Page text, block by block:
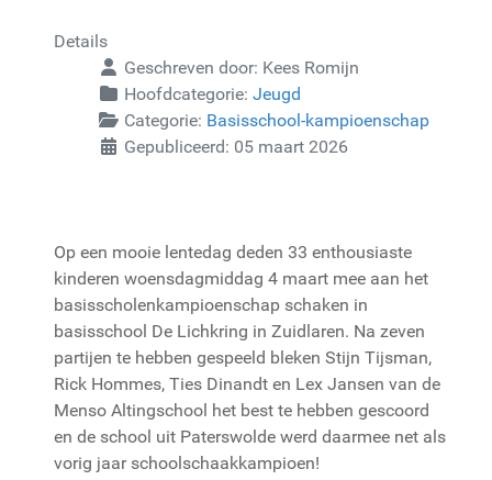
Details
Geschreven door: Kees Romijn
Hoofdcategorie: Jeugd
Categorie: Basisschool-kampioenschap
Gepubliceerd: 05 maart 2026
Op een mooie lentedag deden 33 enthousiaste
kinderen woensdagmiddag 4 maart mee aan het
basisscholenkampioenschap schaken in
basisschool De Lichkring in Zuidlaren. Na zeven
partijen te hebben gespeeld bleken Stijn Tijsman,
Rick Hommes, Ties Dinandt en Lex Jansen van de
Menso Altingschool het best te hebben gescoord
en de school uit Paterswolde werd daarmee net als
vorig jaar schoolschaakkampioen!